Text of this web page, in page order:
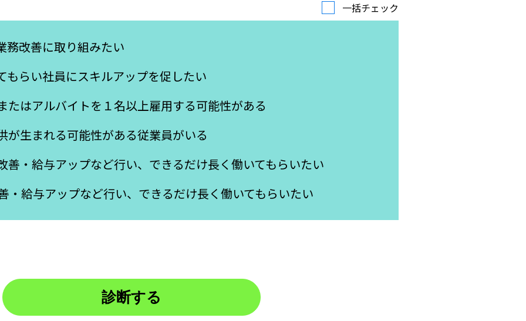
一括チェック
務改善に取り組みたい
もらい社員にスキルアップを促したい
たはアルバイトを１名以上雇用する可能性がある
が生まれる可能性がある従業員がいる
善・給与アップなど行い、できるだけ長く働いてもらいたい
・給与アップなど行い、できるだけ長く働いてもらいたい